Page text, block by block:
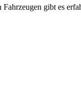
gibt es